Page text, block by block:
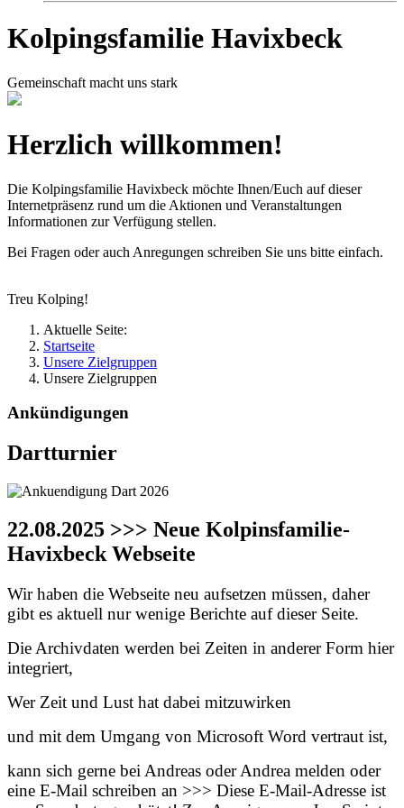
Kolpingsfamilie Havixbeck
Gemeinschaft macht uns stark
Herzlich willkommen!
Die Kolpingsfamilie Havixbeck möchte Ihnen/Euch auf dieser
Internetpräsenz rund um die Aktionen und Veranstaltungen
Informationen zur Verfügung stellen.
Bei Fragen oder auch Anregungen schreiben Sie uns bitte einfach.
Treu Kolping!
Aktuelle Seite:
Startseite
Unsere Zielgruppen
Unsere Zielgruppen
Ankündigungen
Dartturnier
22.08.2025 >>> Neue Kolpinsfamilie-
Havixbeck Webseite
Wir haben die Webseite neu aufsetzen müssen, daher
gibt es aktuell nur wenige Berichte auf dieser Seite.
Die Archivdaten werden bei Zeiten in anderer Form hier
integriert,
Wer Zeit und Lust hat dabei mitzuwirken
und mit dem Umgang von Microsoft Word vertraut ist,
kann sich gerne bei Andreas oder Andrea melden oder
eine E-Mail schreiben an >>> Diese E-Mail-Adresse ist